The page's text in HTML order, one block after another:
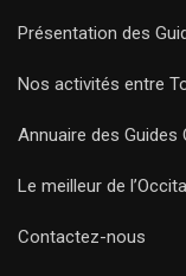
Présentation des
Nos activités entre
Annuaire des Guides
Le meilleur de
Contactez-nous